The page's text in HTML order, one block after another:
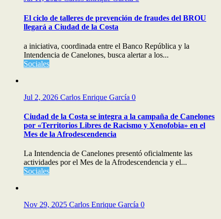
El ciclo de talleres de prevención de fraudes del BROU
llegará a Ciudad de la Costa
a iniciativa, coordinada entre el Banco República y la
Intendencia de Canelones, busca alertar a los...
Sociales
Jul 2, 2026 Carlos Enrique García 0
Ciudad de la Costa se integra a la campaña de Canelones
por «Territorios Libres de Racismo y Xenofobia» en el
Mes de la Afrodescendencia
La Intendencia de Canelones presentó oficialmente las
actividades por el Mes de la Afrodescendencia y el...
Sociales
Nov 29, 2025 Carlos Enrique García 0